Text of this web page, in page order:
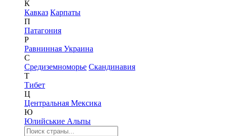
К
Кавказ Карпаты
П
Патагония
Р
Равнинная Украина
С
Средиземноморье Скандинавия
Т
Тибет
Ц
Центральная Мексика
Ю
Юлийськие Альпы